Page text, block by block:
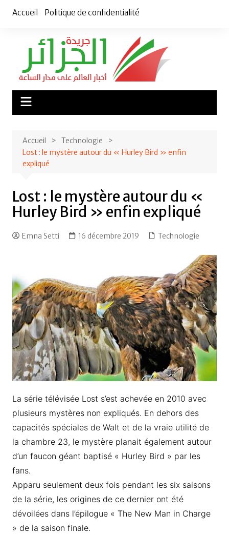
Accueil Politique de confidentialité
Accueil
Technologie
Lost : le mystère autour du « Hurley Bird » enfin
expliqué
Lost : le mystère autour du «
Hurley Bird » enfin expliqué
Emna Setti 16 décembre 2019 Technologie
La série télévisée Lost s’est achevée en 2010 avec
plusieurs mystères non expliqués. En dehors des
capacités spéciales de Walt et de la vraie utilité de
la chambre 23, le mystère planait également autour
d’un faucon géant baptisé « Hurley Bird » par les
fans.
Apparu seulement deux fois pendant les six saisons
de la série, les origines de ce dernier ont été
dévoilées dans l’épilogue « The New Man in Charge
» de la saison finale.